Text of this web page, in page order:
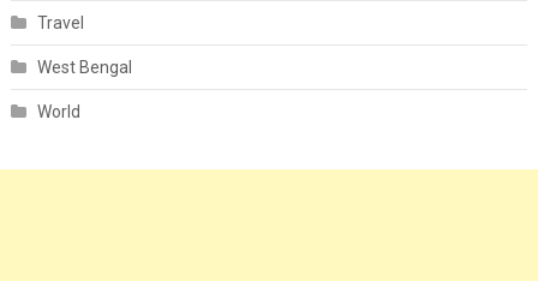
Travel
West Bengal
World